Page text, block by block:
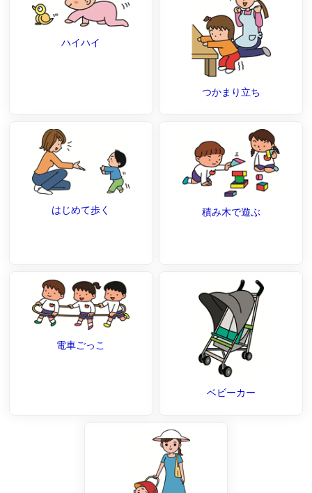
ハイハイ
つかまり立ち
はじめて歩く 積み木で遊ぶ
電車ごっこ
ベビーカー